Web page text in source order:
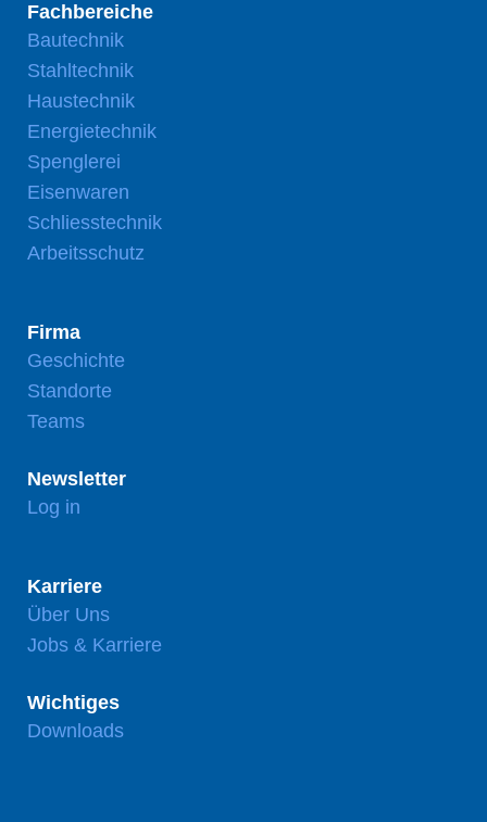
Fachbereiche
Bautechnik
Stahltechnik
Haustechnik
Energietechnik
Spenglerei
Eisenwaren
Schliesstechnik
Arbeitsschutz
Firma
Geschichte
Standorte
Teams
Newsletter
Log in
Karriere
Über Uns
Jobs & Karriere
Wichtiges
Downloads